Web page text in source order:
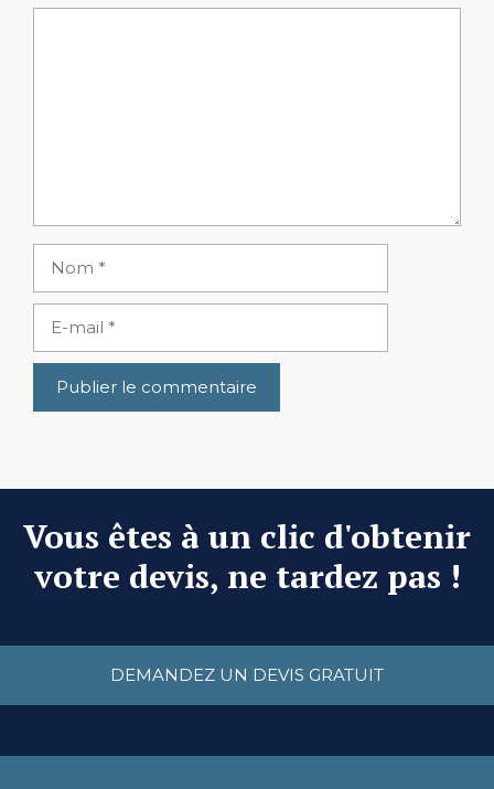
mail
Vous êtes à un clic d'obtenir
votre devis, ne tardez pas !
DEMANDEZ UN DEVIS GRATUIT